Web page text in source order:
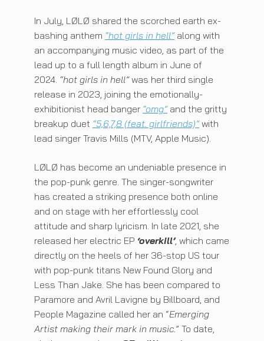
In July, LØLØ shared the scorched earth ex-
bashing anthem “hot girls in hell”along with
an accompanying music video, as part of the
lead up to a full length album in June of
2024. “hot girls in hell”was her third single
release in 2023, joining the emotionally-
exhibitionist head banger “omg”and the gritty
breakup duet “5,6,7,8 (feat. girlfriends)”with
lead singer Travis Mills (MTV, Apple Music).
LØLØ has become an undeniable presence in
the pop-punk genre. The singer-songwriter
has created a striking presence both online
and on stage with her effortlessly cool
attitude and sharp lyricism. In late 2021, she
released her electric EP ‘overkill’, which came
directly on the heels of her 36-stop US tour
with pop-punk titans New Found Glory and
Less Than Jake. She has been compared to
Paramore and Avril Lavigne by Billboard, and
People Magazine called her an “Emerging
Artist making their mark in music. ” To date,